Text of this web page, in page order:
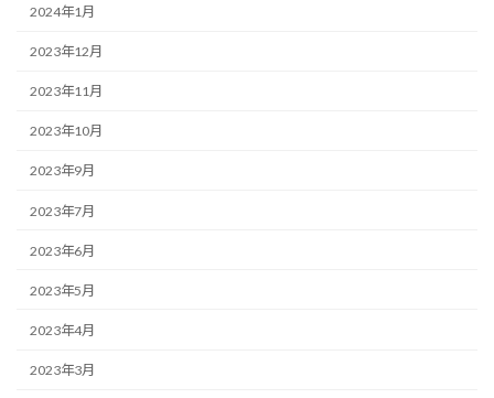
2024年1月
2023年12月
2023年11月
2023年10月
2023年9月
2023年7月
2023年6月
2023年5月
2023年4月
2023年3月